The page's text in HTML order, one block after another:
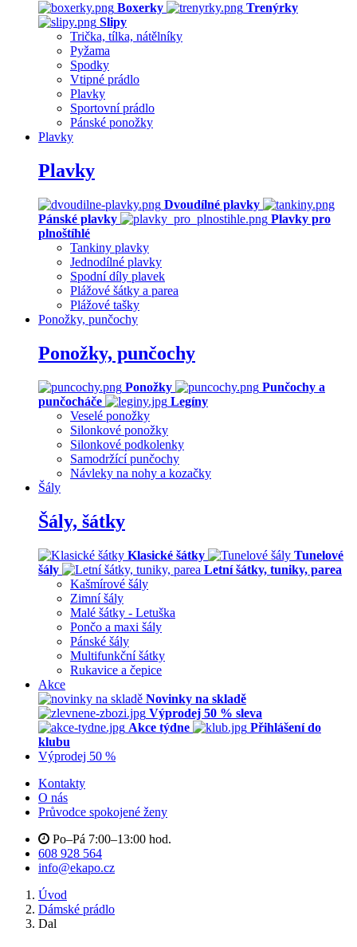
Boxerky
Trenýrky
Slipy
Trička, tílka, nátělníky
Pyžama
Spodky
Vtipné prádlo
Plavky
Sportovní prádlo
Pánské ponožky
Plavky
Plavky
Dvoudílné plavky
Pánské plavky
Plavky pro
plnoštíhlé
Tankiny plavky
Jednodílné plavky
Spodní díly plavek
Plážové šátky a parea
Plážové tašky
Ponožky, punčochy
Ponožky, punčochy
Ponožky
Punčochy a
punčocháče
Legíny
Veselé ponožky
Silonkové ponožky
Silonkové podkolenky
Samodržící punčochy
Návleky na nohy a kozačky
Šály
Šály, šátky
Klasické šátky
Tunelové
šály
Letní šátky, tuniky, parea
Kašmírové šály
Zimní šály
Malé šátky - Letuška
Pončo a maxi šály
Pánské šály
Multifunkční šátky
Rukavice a čepice
Akce
Novinky na skladě
Výprodej 50 % sleva
Akce týdne
Přihlášení do
klubu
Výprodej 50 %
Kontakty
O nás
Průvodce spokojené ženy
Po–Pá 7:00–13:00 hod.
608 928 564
info@ekapo.cz
Úvod
Dámské prádlo
Dal